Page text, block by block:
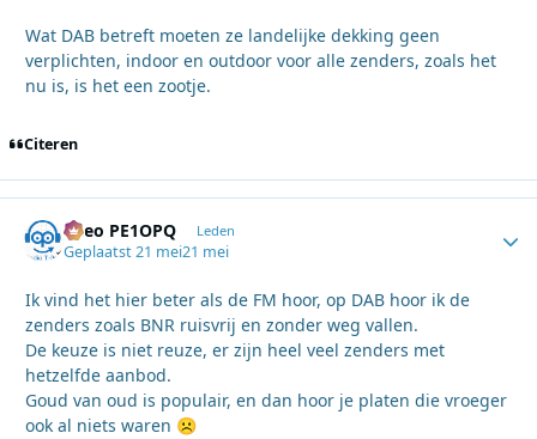
Wat DAB betreft moeten ze landelijke dekking geen
verplichten, indoor en outdoor voor alle zenders, zoals het
nu is, is het een zootje.
Citeren
Theo PE1OPQ Leden
Geplaatst21 mei21 mei
Ik vind het hier beter als de FM hoor, op DAB hoor ik de
zenders zoals BNR ruisvrij en zonder weg vallen.
De keuze is niet reuze, er zijn heel veel zenders met
hetzelfde aanbod.
Goud van oud is populair, en dan hoor je platen die vroeger
ook al niets waren ☹️